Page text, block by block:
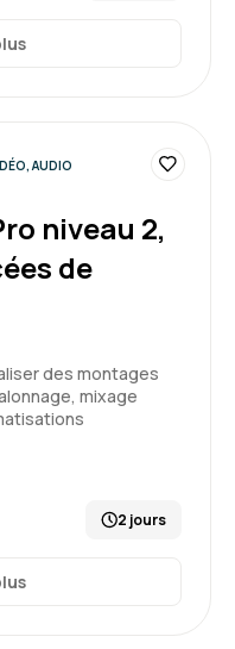
AUDIO
niveau 2,
de
des montages
mixage
2 jours